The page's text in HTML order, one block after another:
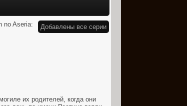
Добавлены все серии
no Aseria:
их родителей, когда они